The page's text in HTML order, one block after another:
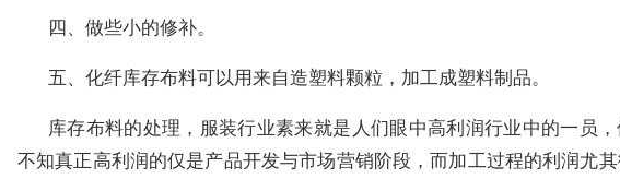
四、做些小的修补。
五、化纤库存布料可以用来自造塑料颗粒，加工成塑料制品。
库存布料的处理，服装行业素来就是人们眼中高利润行业中的一员
不知真正高利润的仅是产品开发与市场营销阶段，而加工过程的利润尤其